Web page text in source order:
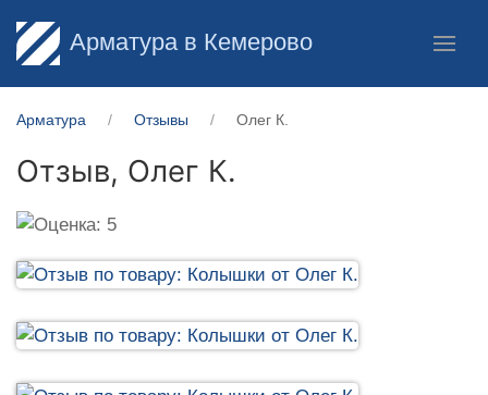
Арматура в Кемерово
Арматура Отзывы Олег К.
Отзыв, Олег К.